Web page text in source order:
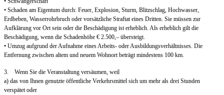
• Schaden am Eigentum durch: Feuer, Explosion, Sturm, Blitzschlag, Hochwasser,
Erdbeben, Wasserrohrbruch oder vorsätzliche Straftat eines Dritten. Sie müssen zur
Aufklärung vor Ort sein oder die Beschädigung ist erheblich. Als erheblich gilt die
Beschädigung, wenn die Schadenhöhe € 2.500,– übersteigt.
• Umzug aufgrund der Aufnahme eines Arbeits- oder Ausbildungsverhältnisses. Die
Entfernung zwischen altem und neuem Wohnort beträgt mindestens 100 km.
3. Wenn Sie die Veranstaltung versäumen, weil
a) das von Ihnen genutzte öffentliche Verkehrsmittel sich um mehr als drei Stunden
verspätet oder